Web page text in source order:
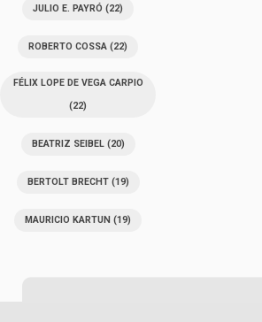
JULIO E. PAYRÓ (22)
ROBERTO COSSA (22)
FÉLIX LOPE DE VEGA CARPIO
(22)
BEATRIZ SEIBEL(20)
BERTOLT BRECHT(19)
MAURICIO KARTUN (19)